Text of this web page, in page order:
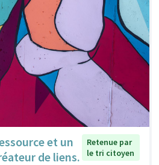
et un
de liens.
Retenue par
le tri citoyen